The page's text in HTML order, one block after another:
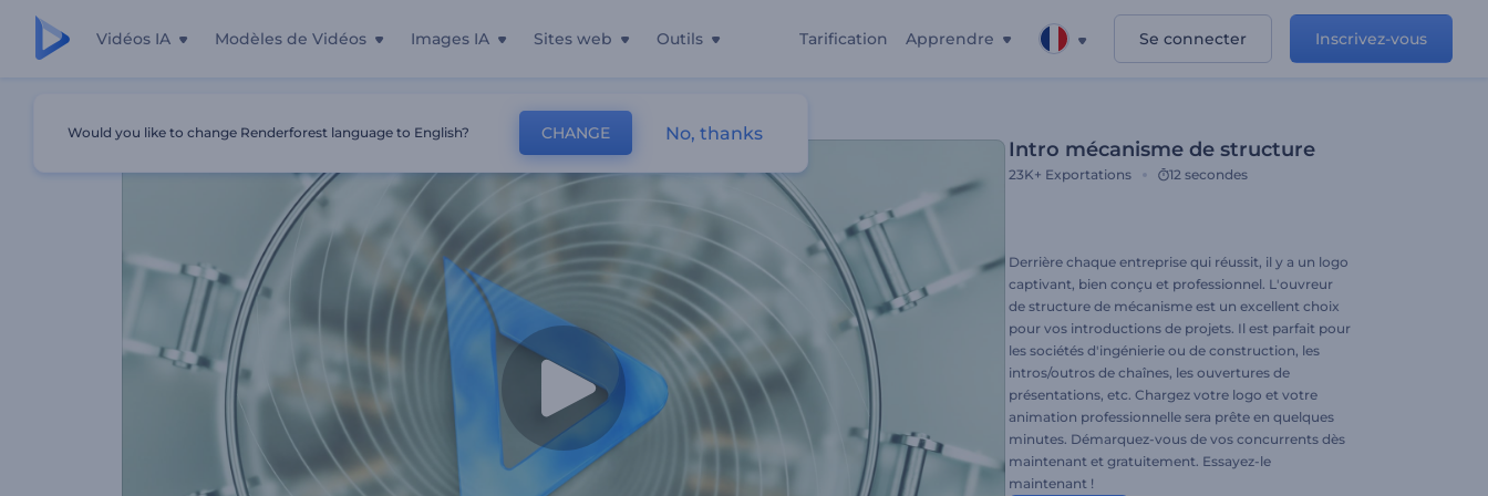
Vidéos IA Modèles de Vidéos Images IA Sites web Outils Tarification Apprendre Se connecter Inscrivez-vous
Intro mécanisme de structure
23K+ Exportations 12 secondes
Derrière chaque entreprise qui réussit, il y a un logo
captivant, bien conçu et professionnel. L'ouvreur
de structure de mécanisme est un excellent choix
pour vos introductions de projets. Il est parfait pour
les sociétés d'ingénierie ou de construction, les
intros/outros de chaînes, les ouvertures de
présentations, etc. Chargez votre logo et votre
animation professionnelle sera prête en quelques
minutes. Démarquez-vous de vos concurrents dès
maintenant et gratuitement. Essayez-le
maintenant !
Would you like to change Renderforest language to English? CHANGE No, thanks